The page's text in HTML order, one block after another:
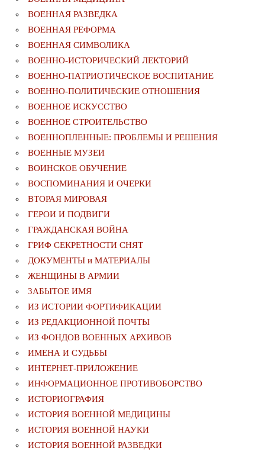
ВОЕННАЯ РАЗВЕДКА
ВОЕННАЯ РЕФОРМА
ВОЕННАЯ СИМВОЛИКА
ВОЕННО-ИСТОРИЧЕСКИЙ ЛЕКТОРИЙ
ВОЕННО-ПАТРИОТИЧЕСКОЕ ВОСПИТАНИЕ
ВОЕННО-ПОЛИТИЧЕСКИE ОТНОШЕНИЯ
ВОЕННОЕ ИСКУССТВО
ВОЕННОЕ СТРОИТЕЛЬСТВО
ВОЕННОПЛЕННЫЕ: ПРОБЛЕМЫ И РЕШЕНИЯ
ВОЕННЫЕ МУЗЕИ
ВОИНСКОЕ ОБУЧЕНИЕ
ВОСПОМИНАНИЯ И ОЧЕРКИ
ВТОРАЯ МИРОВАЯ
ГЕРОИ И ПОДВИГИ
ГРАЖДАНСКАЯ ВОЙНА
ГРИФ СЕКРЕТНОСТИ СНЯТ
ДОКУМЕНТЫ и МАТЕРИАЛЫ
ЖЕНЩИНЫ В АРМИИ
ЗАБЫТОЕ ИМЯ
ИЗ ИСТОРИИ ФОРТИФИКАЦИИ
ИЗ РЕДАКЦИОННОЙ ПОЧТЫ
ИЗ ФОНДОВ ВОЕННЫХ АРХИВОВ
ИМЕНА И СУДЬБЫ
ИНТЕРНЕТ-ПРИЛОЖЕНИЕ
ИНФОРМАЦИОННОЕ ПРОТИВОБОРСТВО
ИСТОРИОГРАФИЯ
ИСТОРИЯ ВОЕННОЙ МЕДИЦИНЫ
ИСТОРИЯ ВОЕННОЙ НАУКИ
ИСТОРИЯ ВОЕННОЙ РАЗВЕДКИ